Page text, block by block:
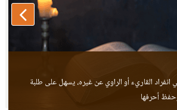
القاريء أو الراوي عن غيره، يسهل على طلبة
أحرفها
القراء